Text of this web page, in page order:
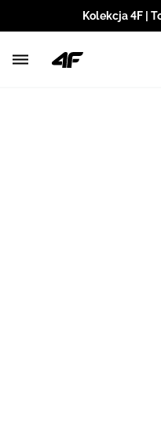
Kolekcja 4F |